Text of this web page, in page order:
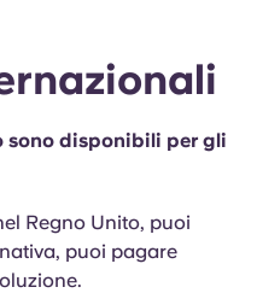
disponibili per gli
Regno Unito, puoi
puoi pagare